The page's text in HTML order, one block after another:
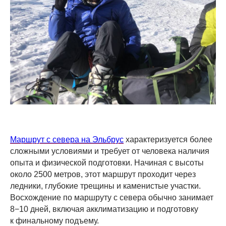
Маршрут с севера на Эльбрус характеризуется более
сложными условиями и требует от человека наличия
опыта и физической подготовки. Начиная с высоты
около 2500 метров, этот маршрут проходит через
ледники, глубокие трещины и каменистые участки.
Восхождение по маршруту с севера обычно занимает
8−10 дней, включая акклиматизацию и подготовку
к финальному подъему.